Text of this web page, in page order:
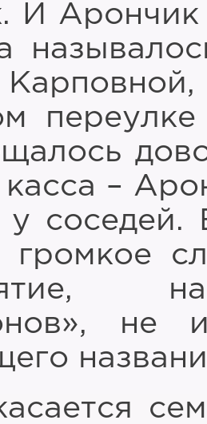
И
касса –
у соседей.
громкое
не